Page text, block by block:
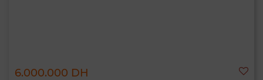
6.000.000 DH